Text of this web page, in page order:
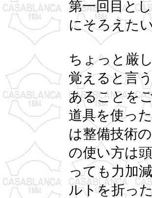
第一回目と
にそろえた
ちょっと厳
覚えると言
あることを
道具を使っ
は整備技術
の使い方は
っても力加
ルトを折っ